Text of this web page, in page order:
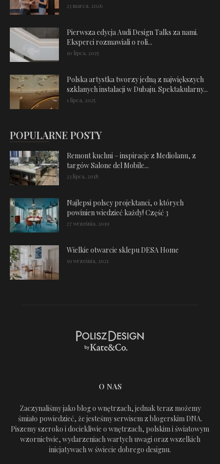
23 marca, 2026
Pierwsza edycja Audi Design Talks za nami.
Eksperci rozmawiali o roli...
10 lipca, 2025
Polska artystka tworzy jedną z największych
szklanych instalacji w Dubaju. Spektakularny...
1 lipca, 2025
POPULARNE POSTY
Remont kuchni – inspiracje z Mediolanu, z
targów Salone del Mobile...
23 lipca, 2018
Najlepsi polscy projektanci, o których
powinien wiedzieć każdy! Część 3
27 września, 2019
Wielkie otwarcie sklepu DESA Home
19 września, 2021
O NAS
Zaczynaliśmy jako blog o wnętrzach, jednak teraz możemy
śmiało powiedzieć, że jesteśmy serwisem z blogerskim DNA.
Piszemy szeroko i dociekliwie o wnętrzach, polskim i światowym
wzornictwie, wydarzeniach wartych uwagi oraz wszelkich
inicjatywach w świecie dobrego designu.